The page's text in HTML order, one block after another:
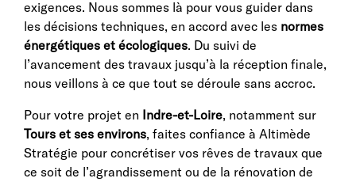
exigences. Nous sommes là pour vous guider dans
les décisions techniques, en accord avec les normes
énergétiques et écologiques. Du suivi de
l’avancement des travaux jusqu’à la réception finale,
nous veillons à ce que tout se déroule sans accroc.
Pour votre projet en Indre-et-Loire, notamment sur
Tours et ses environs, faites confiance à Altimède
Stratégie pour concrétiser vos rêves de travaux que
ce soit de l’agrandissement ou de la rénovation de